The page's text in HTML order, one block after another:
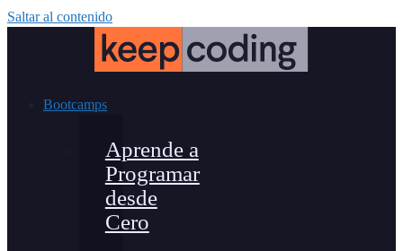
Saltar al contenido
Bootcamps
Aprende a
Programar
desde
Cero